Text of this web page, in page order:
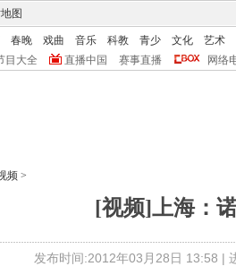
图
春晚 戏曲 音乐 科教 青少 文化
艺术
目大全 直播中国 赛事直播 网络
频 >
[视频]上海：
发布时间:2012年03月28日 13:58 |